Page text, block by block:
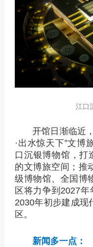
江口
开馆日渐临近
·出水惊天下”文博
口沉银博物馆，打
的文博旅空间；推
级博物馆、全国博
区将力争到2027
2030年初步建成现
区。
新闻多一点：